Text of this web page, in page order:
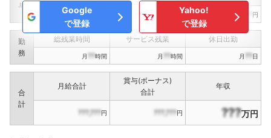
与
???,??? ???,??? 円 ???,??? 円
勤
務
総残業時間 サービス残業 休日出勤
月 ??時間 月 ??時間 月 ??日
合
計
月給合計
賞与(ボーナス)
合計
年収
???,???円 ???,???円 ???万円
Google
で登録
Yahoo!
で登録